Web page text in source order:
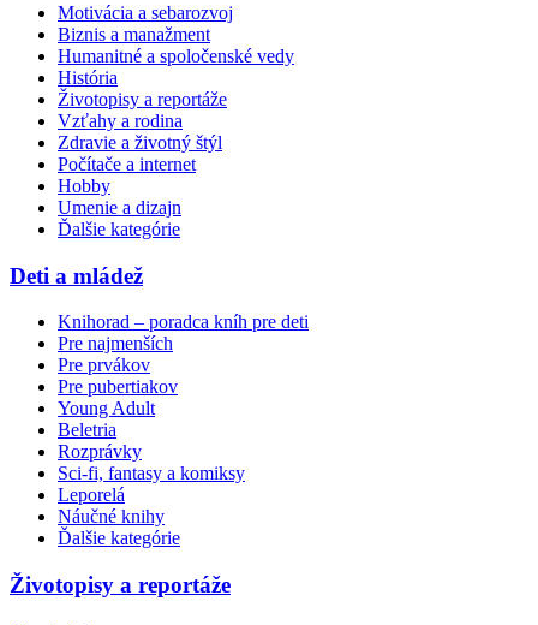
Motivácia a sebarozvoj
Biznis a manažment
Humanitné a spoločenské vedy
História
Životopisy a reportáže
Vzťahy a rodina
Zdravie a životný štýl
Počítače a internet
Hobby
Umenie a dizajn
Ďalšie kategórie
Deti a mládež
Knihorad – poradca kníh pre deti
Pre najmenších
Pre prvákov
Pre pubertiakov
Young Adult
Beletria
Rozprávky
Sci-fi, fantasy a komiksy
Leporelá
Náučné knihy
Ďalšie kategórie
Životopisy a reportáže